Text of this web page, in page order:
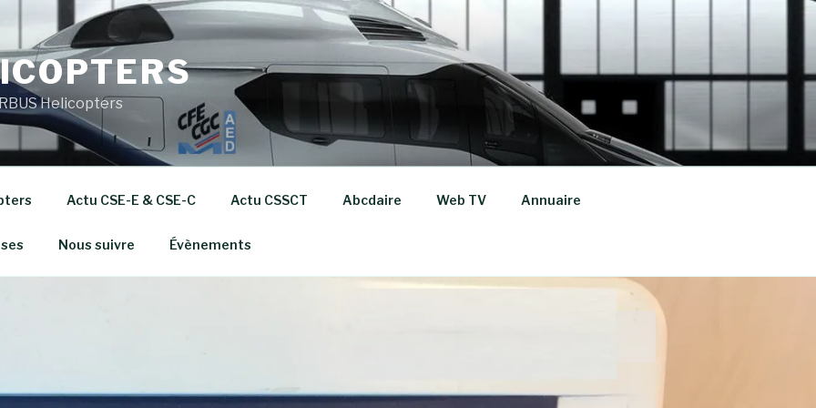
Helicopters
Actu CSE-E & CSE-C Actu CSSCT Abcdaire Web TV Annuaire
Nous suivre Évènements